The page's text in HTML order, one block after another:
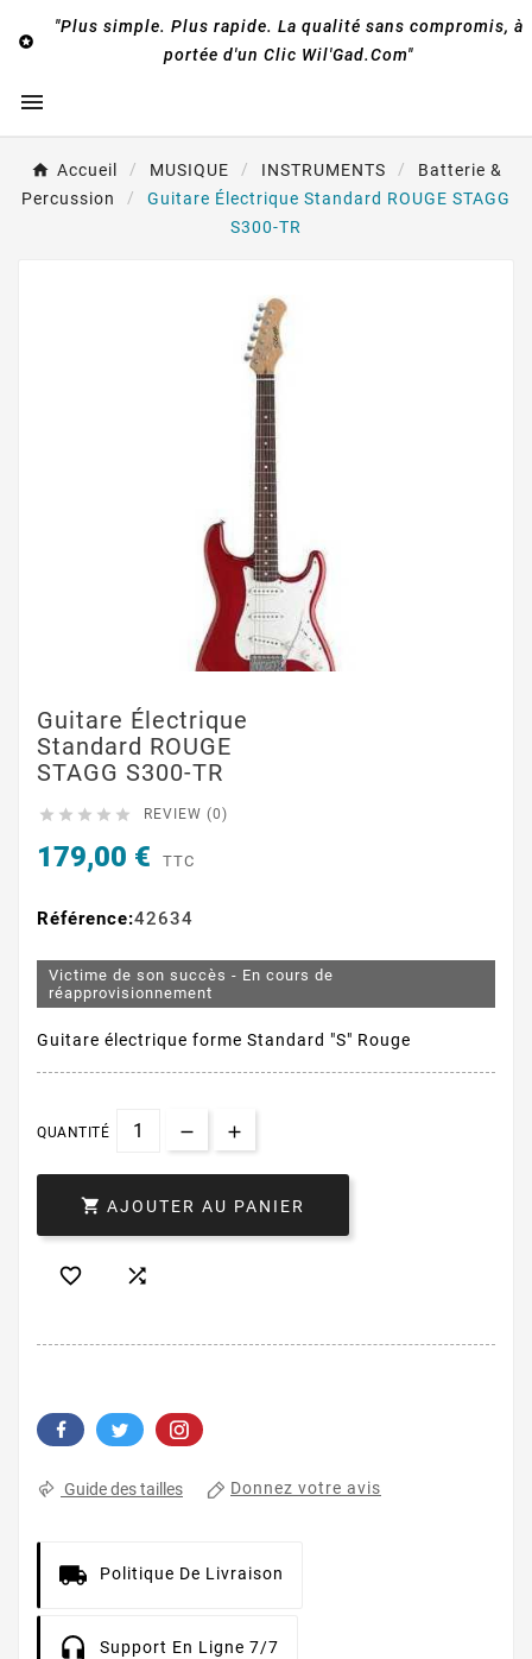

"Plus simple. Plus rapide. La qualité sans compromis, à
portée d'un Clic Wil'Gad.Com"

Accueil MUSIQUE INSTRUMENTS
Batterie &
Percussion
Guitare Électrique Standard ROUGE STAGG
S300-TR
Guitare Électrique
Standard ROUGE
STAGG S300-TR
     REVIEW (0)
179,00 € TTC
Référence:42634
Victime de son succès - En cours de
réapprovisionnement
Guitare électrique forme Standard "S" Rouge
QUANTITÉ
 AJOUTER AU PANIER
 
Guide des tailles Donnez votre avis
Politique De Livraison
Support En Ligne 7/7